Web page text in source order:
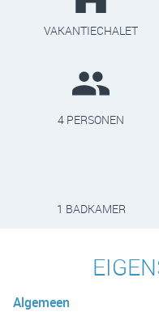
VAKANTIECHALET
4 PERSONEN
1 BADKAMER
Algemeen